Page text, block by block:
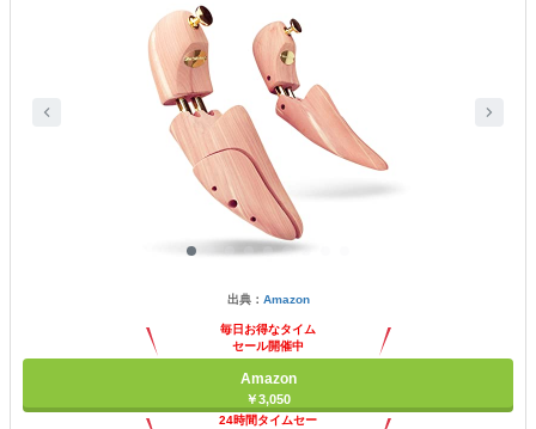
出典： Amazon
毎日お得なタイム
セール開催中
Amazon
￥3,050
24時間タイムセー